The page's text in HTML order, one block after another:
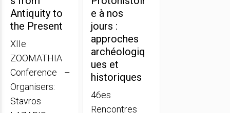
Antiquity to
the Present
XIIe
ZOOMATHIA
Conference –
Organisers:
Stavros
e à nos
jours :
approches
archéologiq
ues et
historiques
46es
Rencontres